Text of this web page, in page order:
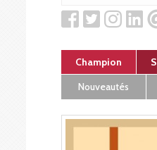
Champion
Nouveautés